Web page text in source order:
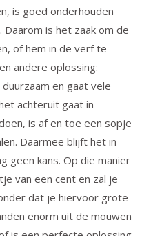
is goed onderhouden
Daarom is het zaak om de
of hem in de verf te
andere oplossing:
en gaat vele
achteruit gaat in
is af en toe een sopje
Daarmee blijft het in
geen kans. Op die manier
van een cent en zal je
dat je hiervoor grote
enorm uit de mouwen